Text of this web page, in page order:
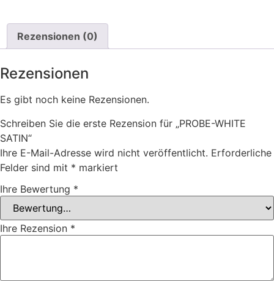
Rezensionen (0)
Rezensionen
Es gibt noch keine Rezensionen.
Schreiben Sie die erste Rezension für „PROBE-WHITE
SATIN“
Ihre E-Mail-Adresse wird nicht veröffentlicht. Erforderliche
Felder sind mit * markiert
Ihre Bewertung *
Ihre Rezension *